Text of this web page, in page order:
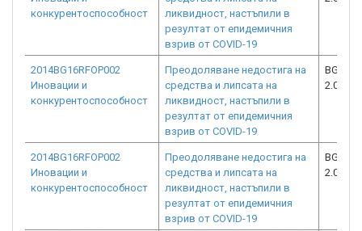
конкурентоспособност
ликвидност, настъпили в
резултат от епидемичния
взрив от COVID-19
2014BG16RFOP002
Иновации и
конкурентоспособност
Преодоляване недостига на
средства и липсата на
ликвидност, настъпили в
резултат от епидемичния
взрив от COVID-19
2.073-
2014BG16RFOP002
Иновации и
конкурентоспособност
Преодоляване недостига на
средства и липсата на
ликвидност, настъпили в
резултат от епидемичния
взрив от COVID-19
2.073-